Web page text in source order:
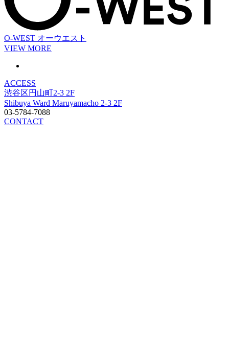
O-WEST オーウエスト
VIEW MORE
ACCESS
渋谷区円山町2-3 2F
Shibuya Ward Maruyamacho 2-3 2F
03-5784-7088
CONTACT